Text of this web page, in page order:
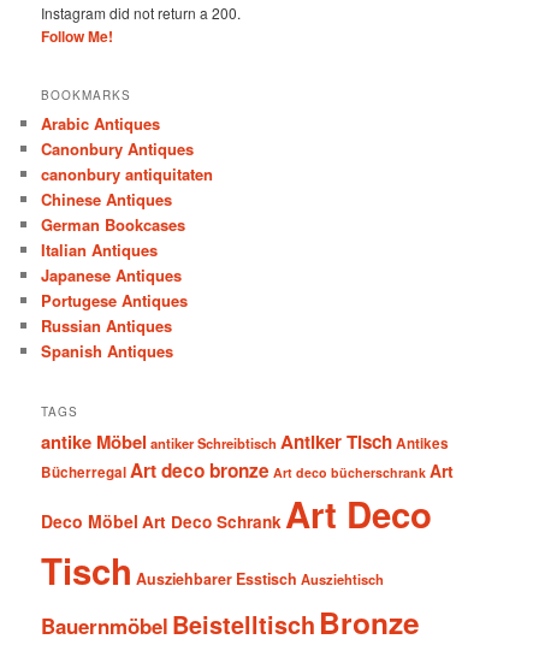
Instagram did not return a 200.
Follow Me!
BOOKMARKS
Arabic Antiques
Canonbury Antiques
canonbury antiquitaten
Chinese Antiques
German Bookcases
Italian Antiques
Japanese Antiques
Portugese Antiques
Russian Antiques
Spanish Antiques
TAGS
antike Möbel antiker Schreibtisch Antiker TischAntikes
BücherregalArt deco bronze Art deco bücherschrank Art
Deco Möbel Art Deco Schrank Art Deco
Tisch Ausziehbarer Esstisch Ausziehtisch
Bauernmöbel Beistelltisch Bronze